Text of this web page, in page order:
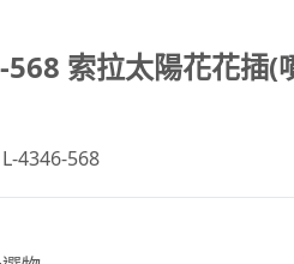
索拉太陽花花插(
4346-568